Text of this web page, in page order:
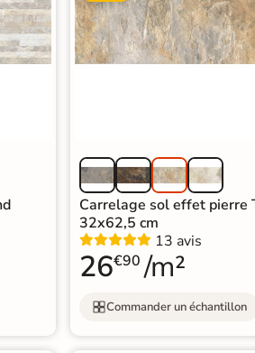
Carrelage sol effet pierre
32x62,5 cm
13 avis
26€90 /m²
Commander un échantillon